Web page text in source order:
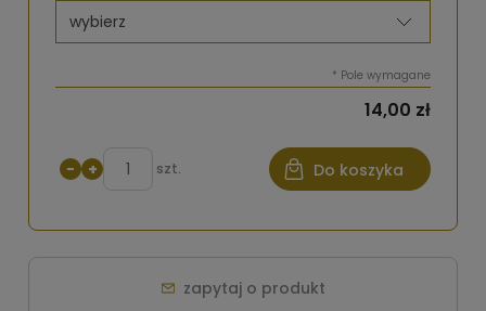
* Pole wymagane
14,00 zł
− + szt. Do koszyka
zapytaj o produkt